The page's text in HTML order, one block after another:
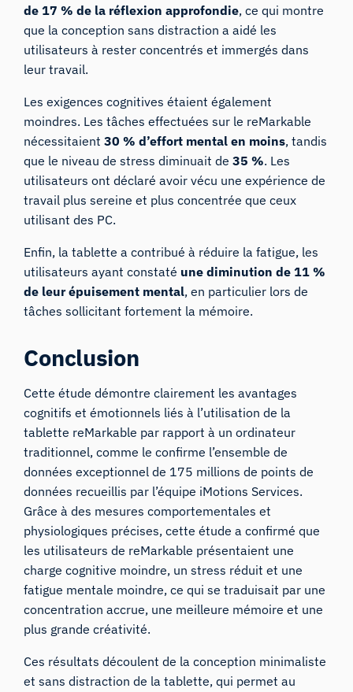
de 17 % de la réflexion approfondie, ce qui montre
que la conception sans distraction a aidé les
utilisateurs à rester concentrés et immergés dans
leur travail.
Les exigences cognitives étaient également
moindres. Les tâches effectuées sur le reMarkable
nécessitaient30 % d’effort mental en moins, tandis
que le niveau de stress diminuait de35 %. Les
utilisateurs ont déclaré avoir vécu une expérience de
travail plus sereine et plus concentrée que ceux
utilisant des PC.
Enfin, la tablette a contribué à réduire la fatigue, les
utilisateurs ayant constaté une diminution de 11 %
de leur épuisement mental, en particulier lors de
tâches sollicitant fortement la mémoire.
Conclusion
Cette étude démontre clairement les avantages
cognitifs et émotionnels liés à l’utilisation de la
tablette reMarkable par rapport à un ordinateur
traditionnel, comme le confirme l’ensemble de
données exceptionnel de 175 millions de points de
données recueillis par l’équipe iMotions Services.
Grâce à des mesures comportementales et
physiologiques précises, cette étude a confirmé que
les utilisateurs de reMarkable présentaient une
charge cognitive moindre, un stress réduit et une
fatigue mentale moindre, ce qui se traduisait par une
concentration accrue, une meilleure mémoire et une
plus grande créativité.
Ces résultats découlent de la conception minimaliste
et sans distraction de la tablette, qui permet au